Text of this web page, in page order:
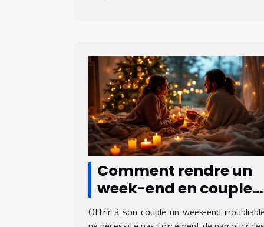
Comment rendre un
week-end en couple
inoubliable sans
Offrir à son couple un week-end inoubliable